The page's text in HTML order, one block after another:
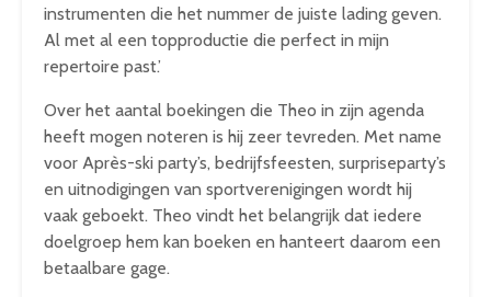
instrumenten die het nummer de juiste lading geven.
Al met al een topproductie die perfect in mijn
repertoire past.’
Over het aantal boekingen die Theo in zijn agenda
heeft mogen noteren is hij zeer tevreden. Met name
voor Après-ski party’s, bedrijfsfeesten, surpriseparty’s
en uitnodigingen van sportverenigingen wordt hij
vaak geboekt. Theo vindt het belangrijk dat iedere
doelgroep hem kan boeken en hanteert daarom een
betaalbare gage.